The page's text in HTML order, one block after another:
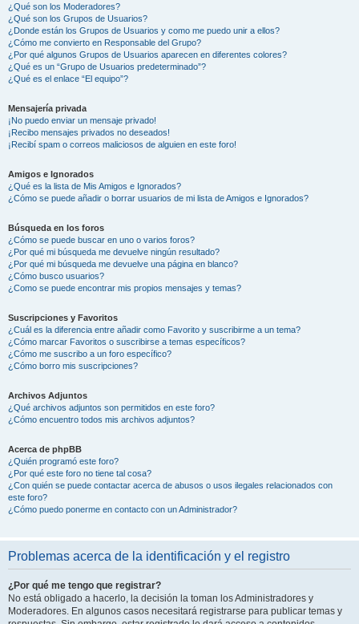
¿Qué son los Moderadores?
¿Qué son los Grupos de Usuarios?
¿Donde están los Grupos de Usuarios y como me puedo unir a ellos?
¿Cómo me convierto en Responsable del Grupo?
¿Por qué algunos Grupos de Usuarios aparecen en diferentes colores?
¿Qué es un “Grupo de Usuarios predeterminado”?
¿Qué es el enlace “El equipo”?
Mensajería privada
¡No puedo enviar un mensaje privado!
¡Recibo mensajes privados no deseados!
¡Recibí spam o correos maliciosos de alguien en este foro!
Amigos e Ignorados
¿Qué es la lista de Mis Amigos e Ignorados?
¿Cómo se puede añadir o borrar usuarios de mi lista de Amigos e Ignorados?
Búsqueda en los foros
¿Cómo se puede buscar en uno o varios foros?
¿Por qué mi búsqueda me devuelve ningún resultado?
¿Por qué mi búsqueda me devuelve una página en blanco?
¿Cómo busco usuarios?
¿Como se puede encontrar mis propios mensajes y temas?
Suscripciones y Favoritos
¿Cuál es la diferencia entre añadir como Favorito y suscribirme a un tema?
¿Cómo marcar Favoritos o suscribirse a temas específicos?
¿Cómo me suscribo a un foro específico?
¿Cómo borro mis suscripciones?
Archivos Adjuntos
¿Qué archivos adjuntos son permitidos en este foro?
¿Cómo encuentro todos mis archivos adjuntos?
Acerca de phpBB
¿Quién programó este foro?
¿Por qué este foro no tiene tal cosa?
¿Con quién se puede contactar acerca de abusos o usos ilegales relacionados con
este foro?
¿Cómo puedo ponerme en contacto con un Administrador?
Problemas acerca de la identificación y el registro
¿Por qué me tengo que registrar?
No está obligado a hacerlo, la decisión la toman los Administradores y
Moderadores. En algunos casos necesitará registrarse para publicar temas y